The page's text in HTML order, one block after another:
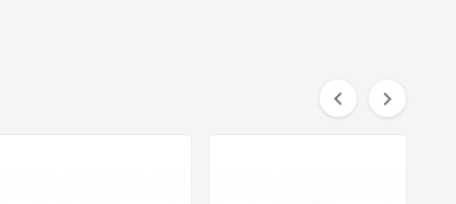
 